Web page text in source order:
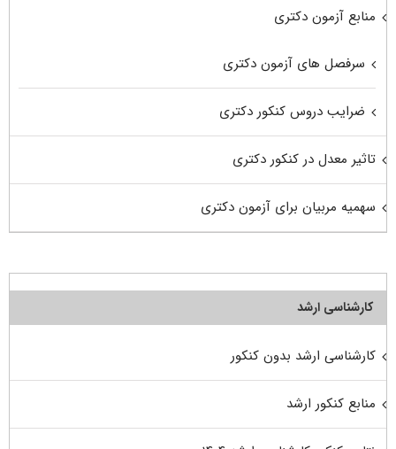
منابع آزمون دکتری
سرفصل های آزمون دکتری
ضرایب دروس کنکور دکتری
تاثیر معدل در کنکور دکتری
سهمیه مربیان برای آزمون دکتری
کارشناسی ارشد
کارشناسی ارشد بدون کنکور
منابع کنکور ارشد